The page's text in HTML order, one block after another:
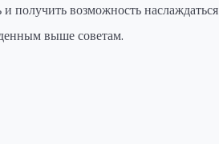
получить возможность наслаждаться
выше советам.